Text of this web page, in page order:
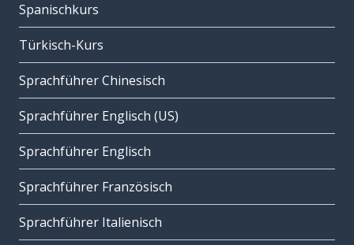
Spanischkurs
Türkisch-Kurs
Sprachführer Chinesisch
Sprachführer Englisch (US)
Sprachführer Englisch
Sprachführer Französisch
Sprachführer Italienisch